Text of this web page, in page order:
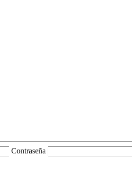
Contraseña